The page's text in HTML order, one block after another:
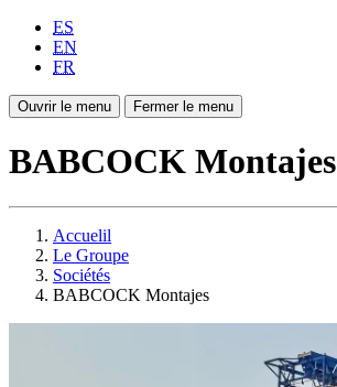
ES
EN
FR
Ouvrir le menu Fermer le menu
BABCOCK Montajes
Accuelil
Le Groupe
Sociétés
BABCOCK Montajes